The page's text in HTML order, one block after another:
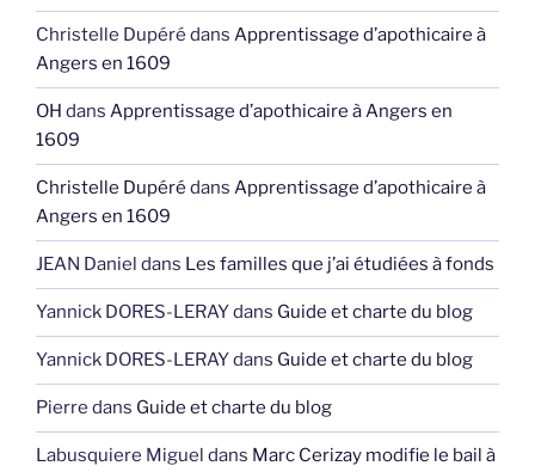
Christelle Dupéré dans Apprentissage d’apothicaire à
Angers en 1609
OH dans Apprentissage d’apothicaire à Angers en
1609
Christelle Dupéré dans Apprentissage d’apothicaire à
Angers en 1609
JEAN Daniel dans Les familles que j’ai étudiées à fonds
Yannick DORES-LERAYdans Guide et charte du blog
Yannick DORES-LERAYdans Guide et charte du blog
Pierre dans Guide et charte du blog
Labusquiere Miguel dans Marc Cerizay modifie le bail à